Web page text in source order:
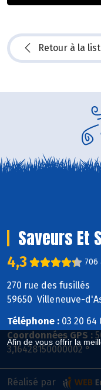
Afin de vous offrir la
Retour à la
Saveurs Et
4,3 706
270 rue des fusillés
59650 Villeneuve-
Téléphone : 03 20 64
Coordonnées GPS :
3,16428150000002 °
Réalisé par